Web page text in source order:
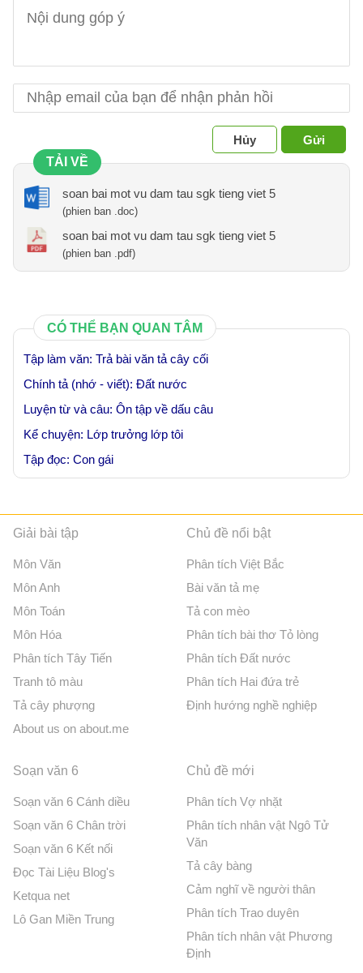
Hủy
Gửi
TẢI VỀ
soan bai mot vu dam tau sgk tieng viet 5
(phien ban .doc)
soan bai mot vu dam tau sgk tieng viet 5
(phien ban .pdf)
CÓ THỂ BẠN QUAN TÂM
Tập làm văn: Trả bài văn tả cây cối
Chính tả (nhớ - viết): Đất nước
Luyện từ và câu: Ôn tập về dấu câu
Kể chuyện: Lớp trưởng lớp tôi
Tập đọc: Con gái
Giải bài tập
Môn Văn
Môn Anh
Môn Toán
Môn Hóa
Phân tích Tây Tiến
Tranh tô màu
Tả cây phượng
About us on about.me
Chủ đề nổi bật
Phân tích Việt Bắc
Bài văn tả mẹ
Tả con mèo
Phân tích bài thơ Tỏ lòng
Phân tích Đất nước
Phân tích Hai đứa trẻ
Định hướng nghề nghiệp
Soạn văn 6
Soạn văn 6 Cánh diều
Soạn văn 6 Chân trời
Soạn văn 6 Kết nối
Đọc Tài Liệu Blog's
Ketqua net
Lô Gan Miền Trung
Chủ đề mới
Phân tích Vợ nhặt
Phân tích nhân vật Ngô Tử
Văn
Tả cây bàng
Cảm nghĩ về người thân
Phân tích Trao duyên
Phân tích nhân vật Phương
Định